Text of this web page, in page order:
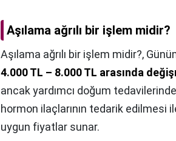
Aşılama ağrılı bir işlem midir?
Aşılama ağrılı bir işlem midir?,
4.000 TL – 8.000 TL arasında
ancak yardımcı doğum
hormon ilaçlarının tedarik edilmesi
uygun fiyatlar sunar.